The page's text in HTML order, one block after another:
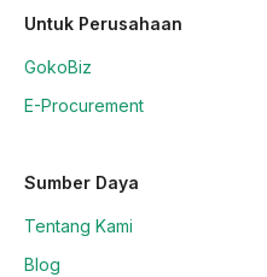
Untuk Perusahaan
GokoBiz
E-Procurement
Sumber Daya
Tentang Kami
Blog